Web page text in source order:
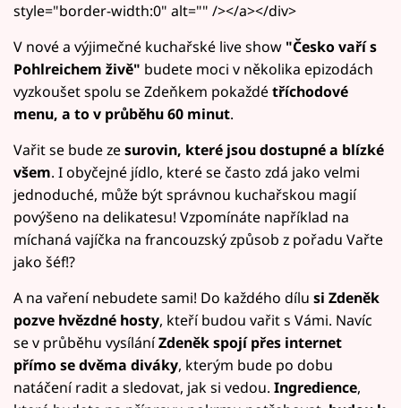
style="border-width:0" alt="" /></a></div>
V nové a výjimečné kuchařské live show "Česko vaří s
Pohlreichem živě" budete moci v několika epizodách
vyzkoušet spolu se Zdeňkem pokaždétříchodové
menu, a to v průběhu 60 minut.
Vařit se bude zesurovin, které jsou dostupné a blízké
všem. I obyčejné jídlo, které se často zdá jako velmi
jednoduché, může být správnou kuchařskou magií
povýšeno na delikatesu! Vzpomínáte například na
míchaná vajíčka na francouzský způsob z pořadu Vařte
jako šéf!?
A na vaření nebudete sami! Do každého dílu si Zdeněk
pozve hvězdné hosty, kteří budou vařit s Vámi. Navíc
se v průběhu vysíláníZdeněk spojí přes internet
přímo se dvěma diváky, kterým bude po dobu
natáčení radit a sledovat, jak si vedou. Ingredience,